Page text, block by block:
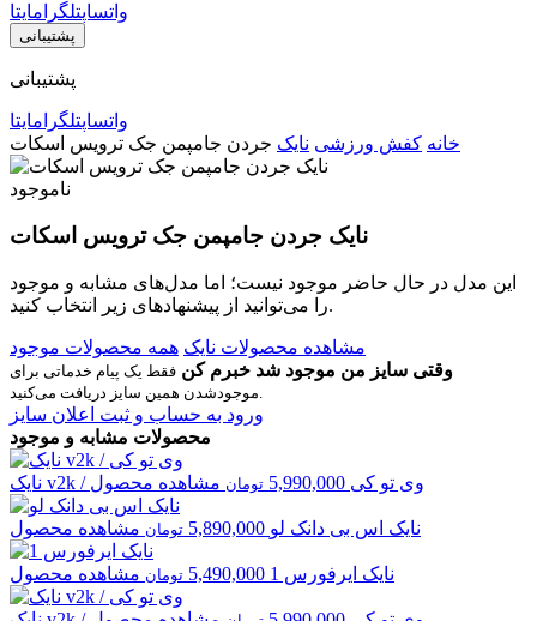
واتساپتلگرامایتا
پشتیبانی
پشتیبانی
واتساپتلگرامایتا
خانه کفش ورزشی نایک جردن جامپمن جک ترویس اسکات
ناموجود
نایک جردن جامپمن جک ترویس اسکات
این مدل در حال حاضر موجود نیست؛ اما مدل‌های مشابه و موجود
را می‌توانید از پیشنهادهای زیر انتخاب کنید.
مشاهده محصولات نایک همه محصولات موجود
وقتی سایز من موجود شد خبرم کن فقط یک پیام خدماتی برای
موجودشدن همین سایز دریافت می‌کنید.
ورود به حساب و ثبت اعلان سایز
محصولات مشابه و موجود
نایک v2k / وی تو کی 5,990,000 تومان مشاهده محصول
نایک اس بی دانک لو 5,890,000 تومان مشاهده محصول
نایک ایرفورس 1 5,490,000 تومان مشاهده محصول